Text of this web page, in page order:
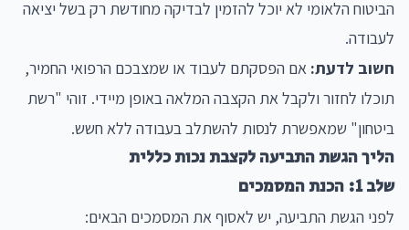
הביטוח הלאומי לא יוכל להזמין לבדיקה מחודשת רק בשל יציאה
לעבודה.
חשוב לדעת: אם הפסקתם לעבוד או שמצבכם הרפואי החמיר,
תוכלו לחזור ולקבל את הקצבה המלאה באופן מיידי. זוהי "רשת
ביטחון" שמאפשרת לנסות להשתלב בעבודה ללא חשש.
הליך הגשת התביעה לקצבת נכות כללית
שלב 1: הכנת המסמכים
לפני הגשת התביעה, יש לאסוף את המסמכים הבאים: